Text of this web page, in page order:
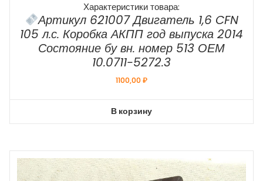
Характеристики товара:
Артикул 621007 Двигатель 1,6 CFN
105 л.с. Коробка АКПП год выпуска 2014
Состояние бу вн. номер 513 ОЕМ
10.0711-5272.3
1100,00₽
В корзину